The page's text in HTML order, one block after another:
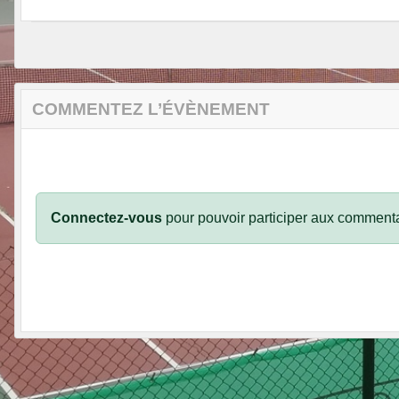
COMMENTEZ L’ÉVÈNEMENT
Connectez-vous pour pouvoir participer aux